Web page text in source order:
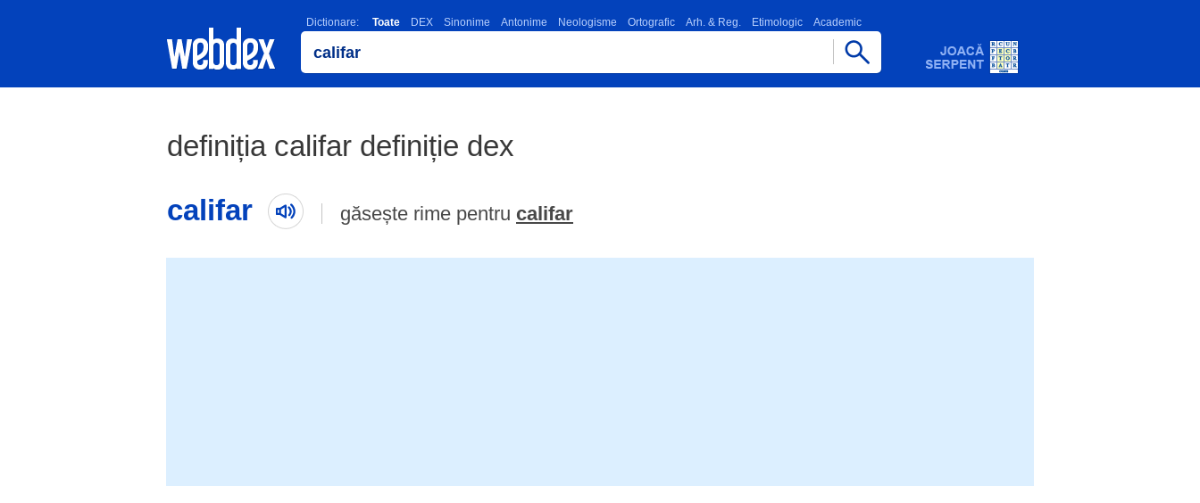
Dictionare: Toate DEX Sinonime Antonime Neologisme Ortografic Arh. & Reg. Etimologic Academic
definiția califar definiție dex
califar
găsește rime pentru califar